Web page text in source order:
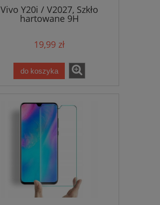
Vivo Y20i / V2027, Szkło
hartowane 9H
19,99 zł
do koszyka